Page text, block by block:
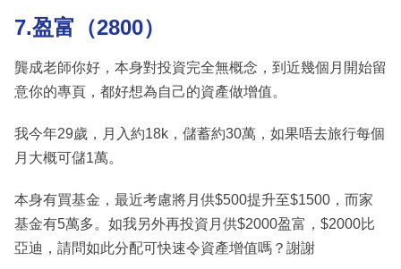
7.盈富（2800）
龔成老師你好，本身對投資完全無概念，到近幾個月開始留
意你的專頁，都好想為自己的資產做增值。
我今年29歲，月入約18k，儲蓄約30萬，如果唔去旅行每個
月大概可儲1萬。
本身有買基金，最近考慮將月供$500提升至$1500，而家
基金有5萬多。如我另外再投資月供$2000盈富，$2000比
亞迪，請問如此分配可快速令資產增值嗎？謝謝